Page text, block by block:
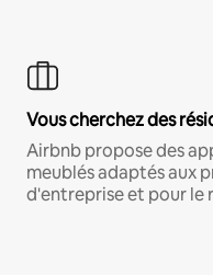
Vous cherchez des
Airbnb propose des
meublés adaptés aux
d'entreprise et pour le